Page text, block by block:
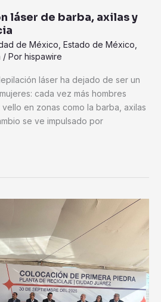
láser de barba, axilas y
de México Estado de México
/ Por hispawire
láser ha dejado de ser un
cada vez más hombres
en zonas como la barba, axilas
se ve impulsado por